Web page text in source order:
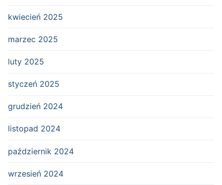
kwiecień 2025
marzec 2025
luty 2025
styczeń 2025
grudzień 2024
listopad 2024
październik 2024
wrzesień 2024